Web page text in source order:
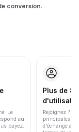
conversion.
Le
au
payez.
Plus de
Rejoignez
principales
d'échange au